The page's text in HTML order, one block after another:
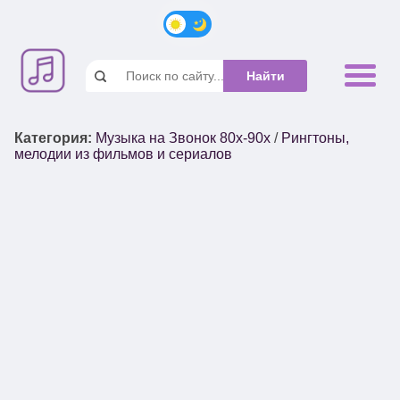
Категория: Музыка на Звонок 80х-90х / Рингтоны,
мелодии из фильмов и сериалов